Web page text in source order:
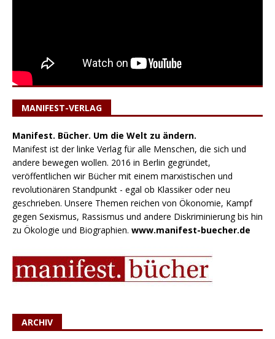
MANIFEST-VERLAG
Manifest. Bücher. Um die Welt zu ändern.
Manifest ist der linke Verlag für alle Menschen, die sich und
andere bewegen wollen. 2016 in Berlin gegründet,
veröffentlichen wir Bücher mit einem marxistischen und
revolutionären Standpunkt - egal ob Klassiker oder neu
geschrieben. Unsere Themen reichen von Ökonomie, Kampf
gegen Sexismus, Rassismus und andere Diskriminierung bis hin
zu Ökologie und Biographien. www.manifest-buecher.de
ARCHIV